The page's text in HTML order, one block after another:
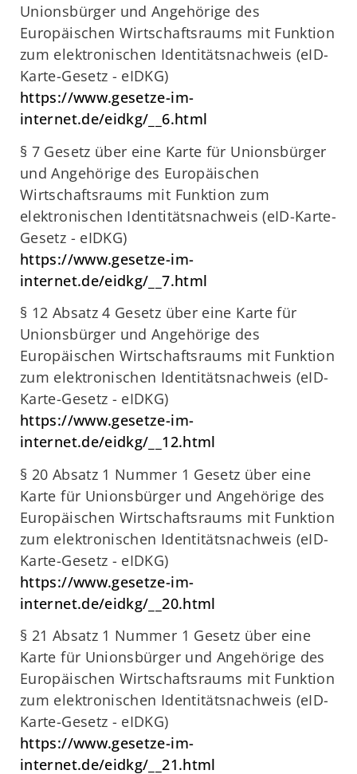
Unionsbürger und Angehörige des
Europäischen Wirtschaftsraums mit Funktion
zum elektronischen Identitätsnachweis (eID-
Karte-Gesetz - eIDKG)
https://www.gesetze-im-
internet.de/eidkg/__6.html
§ 7 Gesetz über eine Karte für Unionsbürger
und Angehörige des Europäischen
Wirtschaftsraums mit Funktion zum
elektronischen Identitätsnachweis (eID-Karte-
Gesetz - eIDKG)
https://www.gesetze-im-
internet.de/eidkg/__7.html
§ 12 Absatz 4 Gesetz über eine Karte für
Unionsbürger und Angehörige des
Europäischen Wirtschaftsraums mit Funktion
zum elektronischen Identitätsnachweis (eID-
Karte-Gesetz - eIDKG)
https://www.gesetze-im-
internet.de/eidkg/__12.html
§ 20 Absatz 1 Nummer 1 Gesetz über eine
Karte für Unionsbürger und Angehörige des
Europäischen Wirtschaftsraums mit Funktion
zum elektronischen Identitätsnachweis (eID-
Karte-Gesetz - eIDKG)
https://www.gesetze-im-
internet.de/eidkg/__20.html
§ 21 Absatz 1 Nummer 1 Gesetz über eine
Karte für Unionsbürger und Angehörige des
Europäischen Wirtschaftsraums mit Funktion
zum elektronischen Identitätsnachweis (eID-
Karte-Gesetz - eIDKG)
https://www.gesetze-im-
internet.de/eidkg/__21.html